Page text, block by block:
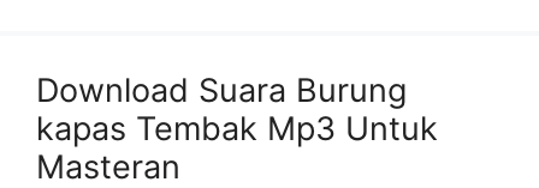
Download Suara Burung
kapas Tembak Mp3 Untuk
Masteran